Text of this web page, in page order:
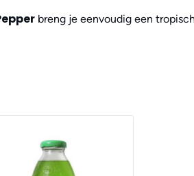
breng je eenvoudig een